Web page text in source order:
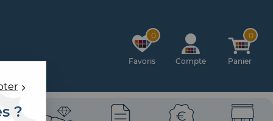
0
Favoris Compte
0
Panier
?